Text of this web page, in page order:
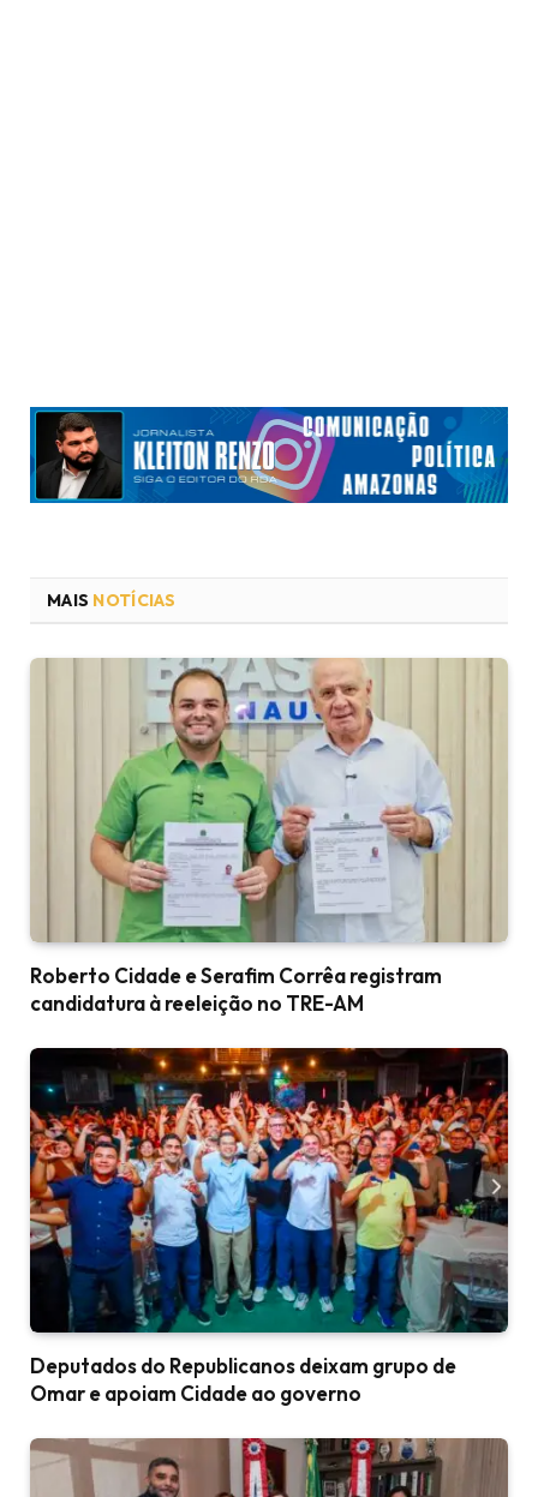
MAIS NOTÍCIAS
Roberto Cidade e Serafim Corrêa registram
candidatura à reeleição no TRE-AM
Deputados do Republicanos deixam grupo de
Omar e apoiam Cidade ao governo